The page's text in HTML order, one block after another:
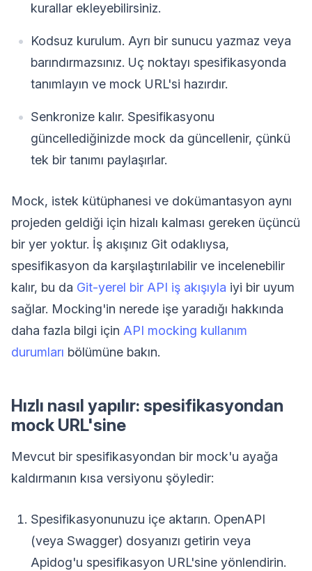
kurallar ekleyebilirsiniz.
Kodsuz kurulum. Ayrı bir sunucu yazmaz veya
barındırmazsınız. Uç noktayı spesifikasyonda
tanımlayın ve mock URL'si hazırdır.
Senkronize kalır. Spesifikasyonu
güncellediğinizde mock da güncellenir, çünkü
tek bir tanımı paylaşırlar.
Mock, istek kütüphanesi ve dokümantasyon aynı
projeden geldiği için hizalı kalması gereken üçüncü
bir yer yoktur. İş akışınız Git odaklıysa,
spesifikasyon da karşılaştırılabilir ve incelenebilir
kalır, bu da Git-yerel bir API iş akışıyla iyi bir uyum
sağlar. Mocking'in nerede işe yaradığı hakkında
daha fazla bilgi için API mocking kullanım
durumları bölümüne bakın.
Hızlı nasıl yapılır: spesifikasyondan
mock URL'sine
Mevcut bir spesifikasyondan bir mock'u ayağa
kaldırmanın kısa versiyonu şöyledir:
Spesifikasyonunuzu içe aktarın. OpenAPI
(veya Swagger) dosyanızı getirin veya
Apidog'u spesifikasyon URL'sine yönlendirin.